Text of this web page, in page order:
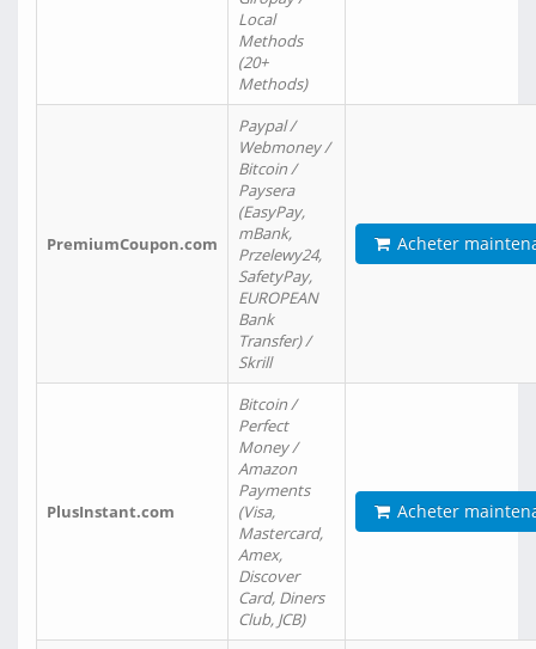
Local
Methods
(20+
Methods)
PremiumCoupon.com
Paypal /
Webmoney /
Bitcoin /
Paysera
(EasyPay,
mBank,
Przelewy24,
SafetyPay,
EUROPEAN
Bank
Transfer) /
Skrill
Acheter
PlusInstant.com
Bitcoin /
Perfect
Money /
Amazon
Payments
(Visa,
Mastercard,
Amex,
Discover
Card, Diners
Club, JCB)
Acheter